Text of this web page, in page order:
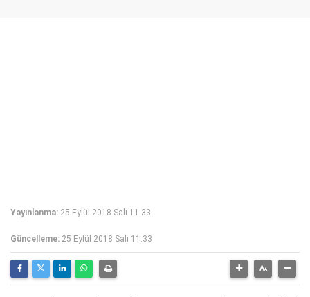
Yayınlanma: 25 Eylül 2018 Salı 11:33
Güncelleme: 25 Eylül 2018 Salı 11:33